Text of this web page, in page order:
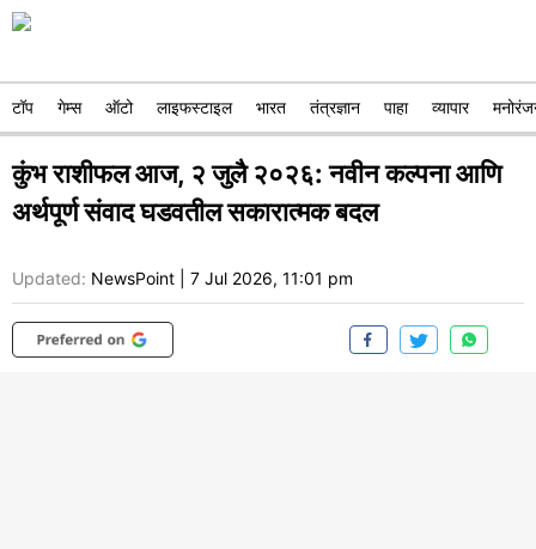
टॉप गेम्स ऑटो लाइफस्टाइल भारत तंत्रज्ञान पाहा व्यापार
कुंभ राशीफल आज, २ जुलै २०२६: नवीन कल्पना आणि
अर्थपूर्ण संवाद घडवतील सकारात्मक बदल
Updated: NewsPoint 7 Jul 2026, 11:01 pm